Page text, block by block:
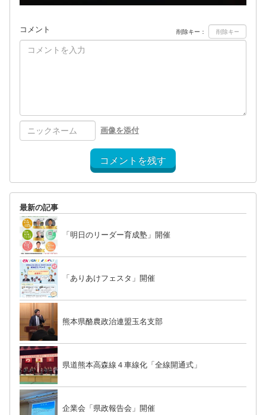
コメント 削除キー：
画像を添付
コメントを残す
最新の記事
「明日のリーダー育成塾」開催
「ありあけフェスタ」開催
熊本県酪農政治連盟玉名支部
県道熊本高森線４車線化「全線開通式」
企業会「県政報告会」開催